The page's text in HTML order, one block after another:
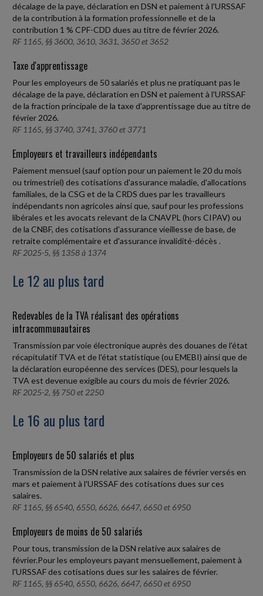
décalage de la paye, déclaration en DSN et paiement à l'URSSAF
de la contribution à la formation professionnelle et de la
contribution 1 % CPF-CDD dues au titre de février 2026.
RF 1165, §§ 3600, 3610, 3631, 3650 et 3652
Taxe d'apprentissage
Pour les employeurs de 50 salariés et plus ne pratiquant pas le
décalage de la paye, déclaration en DSN et paiement à l'URSSAF
de la fraction principale de la taxe d'apprentissage due au titre de
février 2026.
RF 1165, §§ 3740, 3741, 3760 et 3771
Employeurs et travailleurs indépendants
Paiement mensuel (sauf option pour un paiement le 20 du mois
ou trimestriel) des cotisations d'assurance maladie, d'allocations
familiales, de la CSG et de la CRDS dues par les travailleurs
indépendants non agricoles ainsi que, sauf pour les professions
libérales et les avocats relevant de la CNAVPL (hors CIPAV) ou
de la CNBF, des cotisations d'assurance vieillesse de base, de
retraite complémentaire et d'assurance invalidité-décès .
RF 2025-5, §§ 1358 à 1374
Le 12 au plus tard
Redevables de la TVA réalisant des opérations
intracommunautaires
Transmission par voie électronique auprès des douanes de l'état
récapitulatif TVA et de l'état statistique (ou EMEBI) ainsi que de
la déclaration européenne des services (DES), pour lesquels la
TVA est devenue exigible au cours du mois de février 2026.
RF 2025-2, §§ 750 et 2250
Le 16 au plus tard
Employeurs de 50 salariés et plus
Transmission de la DSN relative aux salaires de février versés en
mars et paiement à l'URSSAF des cotisations dues sur ces
salaires.
RF 1165, §§ 6540, 6550, 6626, 6647, 6650 et 6950
Employeurs de moins de 50 salariés
Pour tous, transmission de la DSN relative aux salaires de
février.Pour les employeurs payant mensuellement, paiement à
l'URSSAF des cotisations dues sur les salaires de février.
RF 1165, §§ 6540, 6550, 6626, 6647, 6650 et 6950